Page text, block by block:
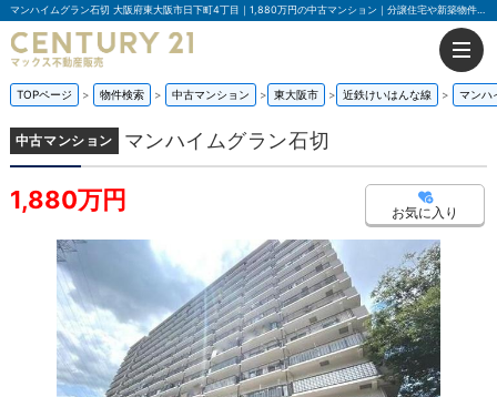
マンハイムグラン石切 大阪府東大阪市日下町4丁目｜1,880万円の中古マンション｜分譲住宅や新築物件｜マックス不動産販売 東大阪店
TOPページ 物件検索 中古マンション 東大阪市 近鉄けいはんな線 マンハ
中古マンション マンハイムグラン石切
1,880万円 お気に入り